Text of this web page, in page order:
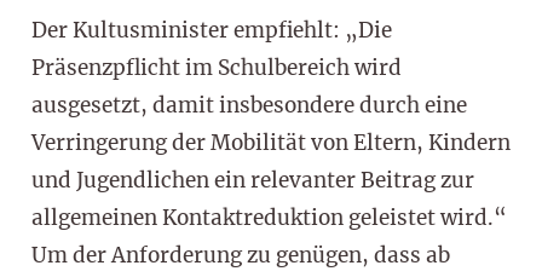
Der Kultusminister empfiehlt: „Die
Präsenzpflicht im Schulbereich wird
ausgesetzt, damit insbesondere durch eine
Verringerung der Mobilität von Eltern, Kindern
und Jugendlichen ein relevanter Beitrag zur
allgemeinen Kontaktreduktion geleistet wird.“
Um der Anforderung zu genügen, dass ab